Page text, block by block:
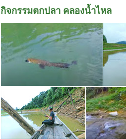
กิจกรรมตกปลา คลองน้ำไหล